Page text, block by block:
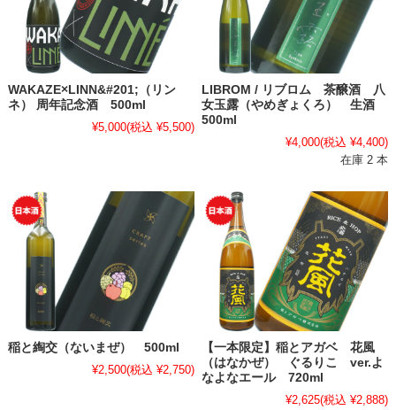
WAKAZE×LINN&#201;（リン
ネ） 周年記念酒 500ml
¥5,000(税込 ¥5,500)
LIBROM / リブロム 茶醸酒 八
女玉露（やめぎょくろ） 生酒
500ml
¥4,000(税込 ¥4,400)
在庫 2 本
稲と綯交（ないまぜ） 500ml
¥2,500(税込 ¥2,750)
【一本限定】稲とアガベ 花風
（はなかぜ） ぐるりこ ver.よ
なよなエール 720ml
¥2,625(税込 ¥2,888)